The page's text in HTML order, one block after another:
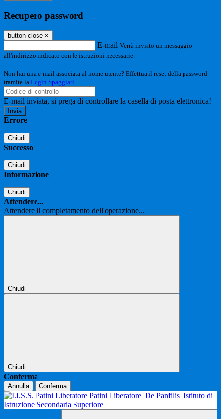
Recupero password
button close ×
E-mail Verrà inviato un messaggio
all'indirizzo indicato con le istruzioni necessarie.
Non hai una e-mail associata al nome utente? Effettua il reset della password
tramite la Login Spaggiari
E-mail inviata, si prega di controllare la casella di posta elettronica!
Errore
Chiudi
Successo
Chiudi
Informazione
Chiudi
Attendere...
Attendere il completamento dell'operazione...
Chiudi
Chiudi
Conferma
Annulla Conferma
Patini Liberatore De Panfilis Istituto di
Istruzione Secondaria Superiore